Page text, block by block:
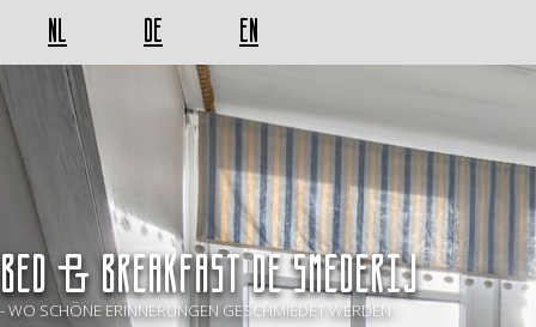
NL DE EN
BED & BREAKFAST De Smederij
- WO SCHÖNE ERINNERUNGEN GESCHMIEDET WERDEN -